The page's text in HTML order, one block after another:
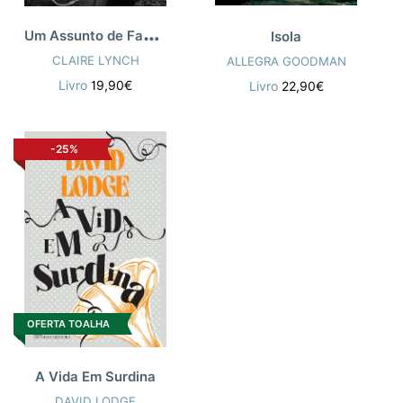
U
m Assunto de Família
CLAIRE LYNCH
Livro 19,90€
Isola
ALLEGRA GOODMAN
Livro 22,90€
-25%
OFERTA TOALHA
A Vida Em Surdina